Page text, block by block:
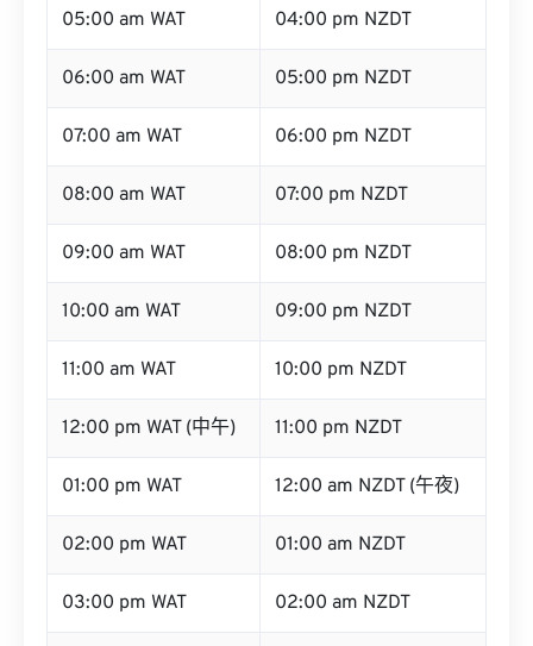
05:00 am WAT 04:00 pm NZDT
06:00 am WAT 05:00 pm NZDT
07:00 am WAT 06:00 pm NZDT
08:00 am WAT 07:00 pm NZDT
09:00 am WAT 08:00 pm NZDT
10:00 am WAT 09:00 pm NZDT
11:00 am WAT 10:00 pm NZDT
12:00 pm WAT (中午) 11:00 pm NZDT
01:00 pm WAT 12:00 am NZDT (午夜)
02:00 pm WAT 01:00 am NZDT
03:00 pm WAT 02:00 am NZDT